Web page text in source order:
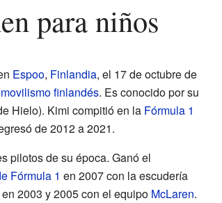
para niños
Espoo, Finlandia, el 17 de octubre de
finlandés. Es conocido por su
Hielo). Kimi compitió en la Fórmula 1
de 2012 a 2021.
pilotos de su época. Ganó el
Fórmula 1 en 2007 con la escudería
2003 y 2005 con el equipo McLaren.